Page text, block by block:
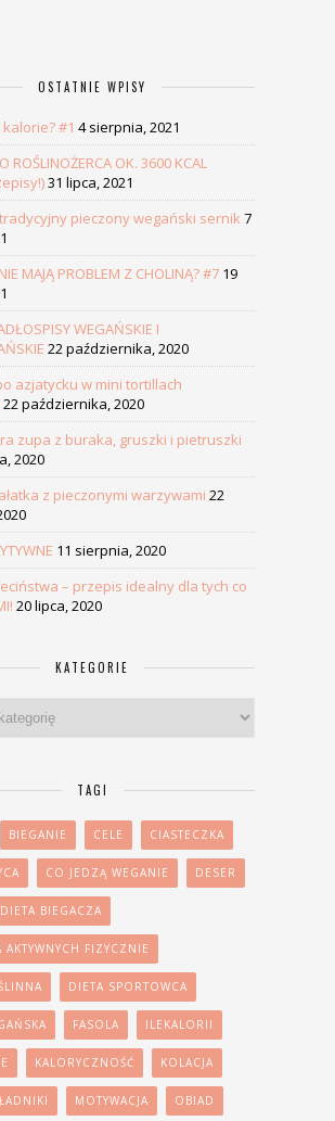
OSTATNIE WPISY
#1 4 sierpnia, 2021
ROŚLINOŻERCA OK. 3600 KCAL
31 lipca, 2021
pieczony wegański sernik 7
MAJĄ PROBLEM Z CHOLINĄ? #7 19
WEGAŃSKIE I
22 października, 2020
azjatycku w mini tortillach
22 października, 2020
zupa z buraka, gruszki i pietruszki
2020
z pieczonymi warzywami 22
11 sierpnia, 2020
– przepis idealny dla tych co
20 lipca, 2020
KATEGORIE
TAGI
BIEGANIE CELE CIASTECZKA
CO JEDZĄ WEGANIE DESER
DIETA BIEGACZA
AKTYWNYCH FIZYCZNIE
DIETA SPORTOWCA
FASOLA ILEKALORII
KALORYCZNOŚĆ KOLACJA
MOTYWACJA OBIAD